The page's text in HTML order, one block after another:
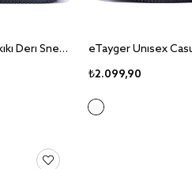
eTayger Erkek Casual Hakiki Deri Sneaker Ayakkabı-E-3086
₺2.099,90